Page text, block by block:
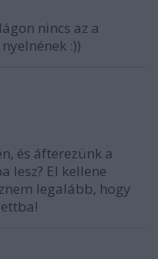
nincs az a
:))
és áfterezünk a
lesz? El kellene
legalább, hogy